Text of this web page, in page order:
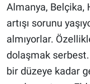
Almanya, Belçika,
artışı sorunu
almıyorlar.
dolaşmak serbest.
bir düzeye kadar